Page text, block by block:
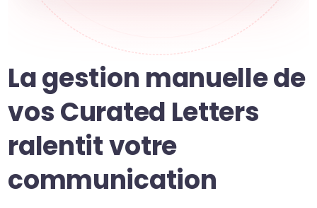
La gestion manuelle de
vos Curated Letters
ralentit votre
communication